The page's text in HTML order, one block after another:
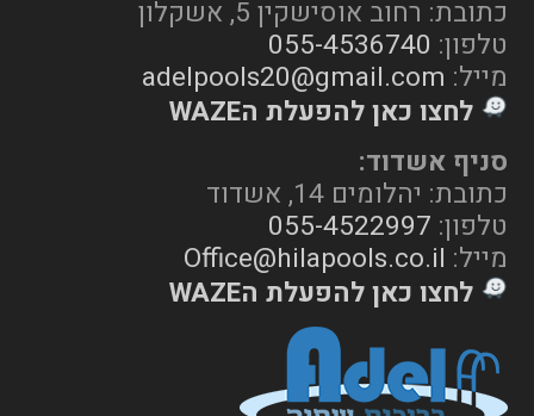
כתובת: רחוב אוסישקין 5, אשקלון
טלפון: 055-4536740
מייל: adelpools20@gmail.com
לחצו כאן להפעלת הWAZE
סניף אשדוד:
כתובת: יהלומים 14, אשדוד
טלפון: 055-4522997
מייל: Office@hilapools.co.il
לחצו כאן להפעלת הWAZE